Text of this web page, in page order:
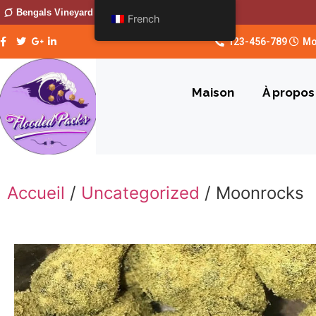
Bengals Vineyard
123-456-789
Maison À propos
Accueil / Uncategorized / Moonrocks
French